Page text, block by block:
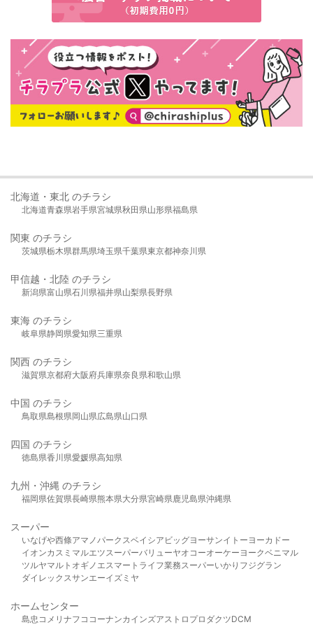
北海道・東北 のチラシ
北海道青森県岩手県宮城県秋田県山形県福島県
関東 のチラシ
茨城県栃木県群馬県埼玉県千葉県東京都神奈川県
甲信越・北陸 のチラシ
新潟県富山県石川県福井県山梨県長野県
東海 のチラシ
岐阜県静岡県愛知県三重県
関西 のチラシ
滋賀県京都府大阪府兵庫県奈良県和歌山県
中国 のチラシ
鳥取県島根県岡山県広島県山口県
四国 のチラシ
徳島県香川県愛媛県高知県
九州・沖縄 のチラシ
福岡県佐賀県長崎県熊本県大分県宮崎県鹿児島県沖縄県
スーパー
いなげや西條アマノパークスベイシア ビッグヨーサンイトーヨーカドー
イオンカスミ マルエツスーパーバリューヤオコーオーケー ヨークベニマル
ツルヤマルト オギノ エスマート ライフ業務スーパーいかり フジグラン
ダイレックスサンエーイズミヤ
ホームセンター
島忠 コメリ ナフコ コーナンカインズアストロプロダクツDCM